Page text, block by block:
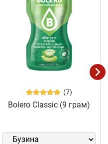
(7)
Bolero Classic (9 грам)